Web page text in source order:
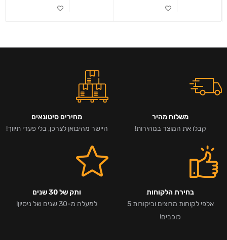
משלוח מהיר
קבלו את המוצר במהירות!
מחירים סיטונאים
היישר מהיבואן לצרכן, בלי פערי תיווך!
בחירת הלקוחות
אלפי לקוחות מרוצים וביקורות 5
כוכבים!
ותק של 30 שנים
למעלה מ-30 שנים של ניסיון!